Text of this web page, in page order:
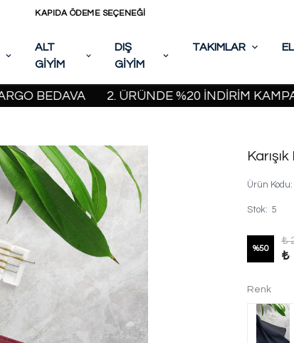
KAPIDA ÖDEME SEÇENEĞİ
ALT
GİYİM
DIŞ
GİYİM
TAKIMLAR
2. ÜRÜNDE %20 İNDİRİM KAMPANYASI
Ürün Kodu:
Stok: 5
%50
₺
₺
Renk